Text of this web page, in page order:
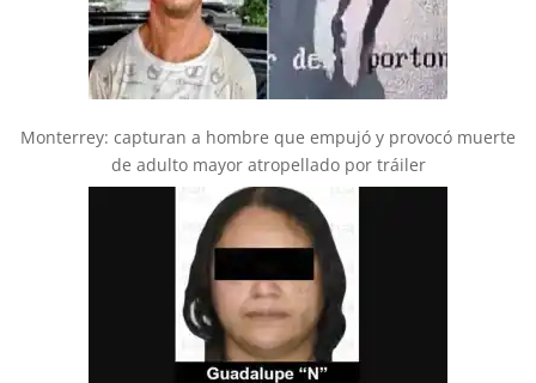
Monterrey: capturan a hombre que empujó y provocó muerte
de adulto mayor atropellado por tráiler